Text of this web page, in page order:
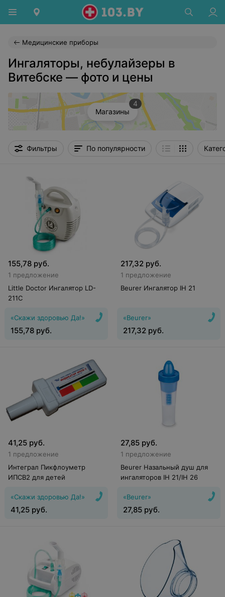
Медицинские приборы
Ингаляторы, небулайзеры в
Витебске — фото и цены
Магазины
4
Фильтры По популярности
155,78 руб.
1 предложение
Little Doctor Ингалятор LD-
211C
«Скажи здоровью Да!»
155,78 руб.
217,32 руб.
1 предложение
Beurer Ингалятор IH 21
«Beurer»
217,32 руб.
41,25 руб.
1 предложение
Интеграл Пикфлоуметр
ИПСВ2 для детей
«Скажи здоровью Да!»
41,25 руб.
27,85 руб.
1 предложение
Beurer Назальный душ для
ингаляторов IH 21/IH 26
«Beurer»
27,85 руб.